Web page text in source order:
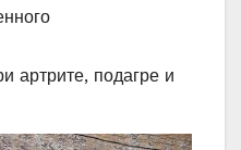
артрите, подагре и